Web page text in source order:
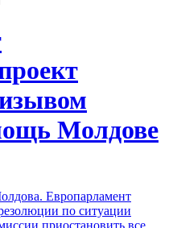
Молдове
Европарламент
по ситуации
приостановить все